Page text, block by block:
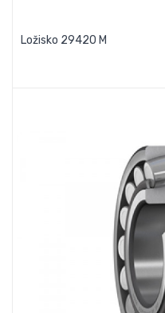
Ložisko 29420 M